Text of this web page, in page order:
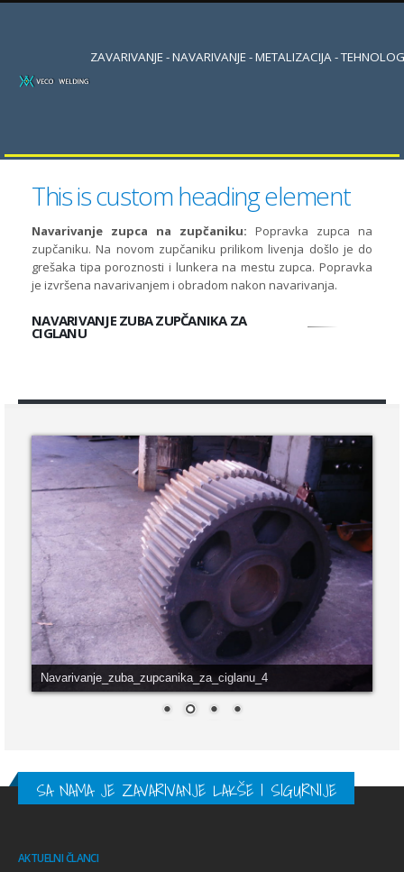
ZAVARIVANJE - NAVARIVANJE - METALIZACIJA -
This is custom heading element
Navarivanje zupca na zupčaniku: Popravka zupca na
zupčaniku. Na novom zupčaniku prilikom livenja došlo je do
grešaka tipa poroznosti i lunkera na mestu zupca. Popravka
je izvršena navarivanjem i obradom nakon navarivanja.
NAVARIVANJE ZUBA ZUPČANIKA ZA
CIGLANU
Navarivanje_zuba_zupcanika_za_ciglanu_4
SA NAMA JE ZAVARIVANJE LAKŠE I SIGURNIJE
AKTUELNI ČLANCI